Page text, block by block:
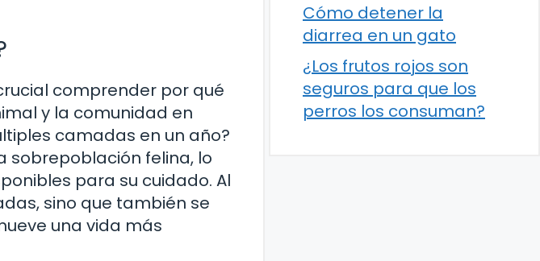
comprender por qué
y la comunidad en
camadas en un año?
sobrepoblación felina, lo
para su cuidado. Al
sino que también se
una vida más
Cómo detener la
diarrea en un gato
¿Los frutos rojos son
seguros para que los
perros los consuman?